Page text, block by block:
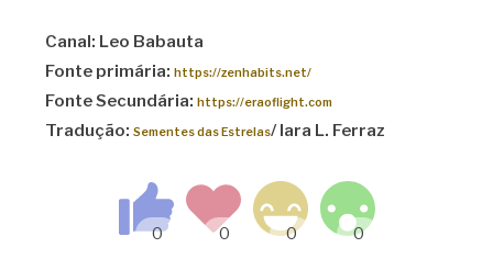
Canal: Leo Babauta
Fonte primária: https://zenhabits.net/
Fonte Secundária: https://eraoflight.com
Tradução: Sementes das Estrelas/ Iara L. Ferraz